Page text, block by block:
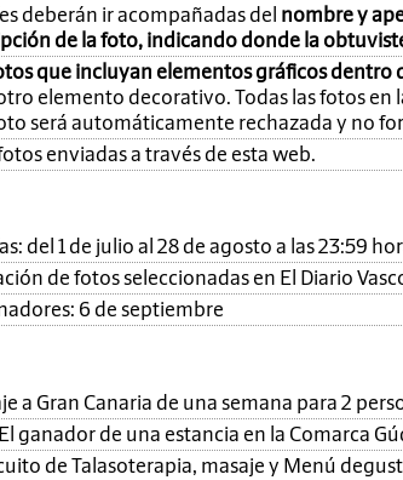
deberán ir acompañadas del nombre y
de la foto, indicando donde la
que incluyan elementos gráficos dentro
elemento decorativo. Todas las fotos
será automáticamente rechazada y no
enviadas a través de esta web.
del 1 de julio al 28 de agosto a las 23:59
de fotos seleccionadas en El Diario
6 de septiembre
a Gran Canaria de una semana para 2
ganador de una estancia en la Comarca
de Talasoterapia, masaje y Menú